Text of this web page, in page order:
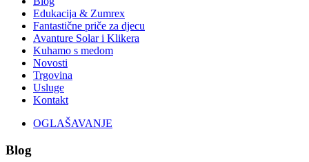
Edukacija & Zumrex
Fantastične priče za djecu
Avanture Solar i Klikera
Kuhamo s medom
Novosti
Trgovina
Usluge
Kontakt
OGLAŠAVANJE
Blog